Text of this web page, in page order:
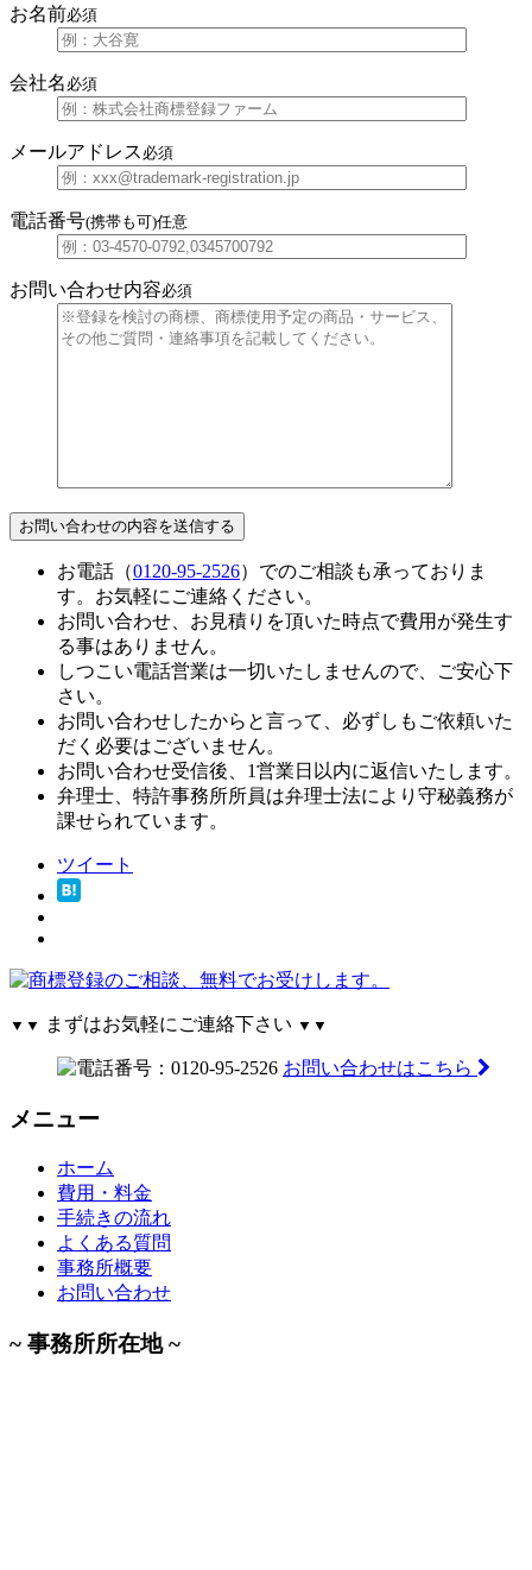
お名前必須
会社名 必須
メールアドレス 必須
電話番号(携帯も可)任意
お問い合わせ内容必須
お電話（0120-95-2526）でのご相談も承っておりま
す。お気軽にご連絡ください。
お問い合わせ、お見積りを頂いた時点で費用が発生す
る事はありません。
しつこい電話営業は一切いたしませんので、ご安心下
さい。
お問い合わせしたからと言って、必ずしもご依頼いた
だく必要はございません。
お問い合わせ受信後、1営業日以内に返信いたします。
弁理士、特許事務所所員は弁理士法により守秘義務が
課せられています。
ツイート
▼▼ まずはお気軽にご連絡下さい ▼▼
お問い合わせはこちら
メニュー
ホーム
費用・料金
手続きの流れ
よくある質問
事務所概要
お問い合わせ
~ 事務所所在地 ~